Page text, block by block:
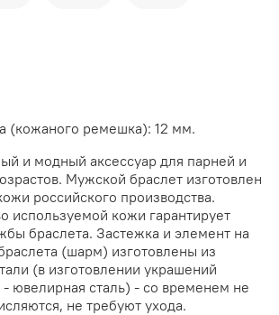
(кожаного ремешка): 12 мм.
и модный аксессуар для парней и
Мужской браслет изготовлен
российского производства.
используемой кожи гарантирует
браслета. Застежка и элемент на
(шарм) изготовлены из
(в изготовлении украшений
- ювелирная сталь) - со временем не
не требуют ухода.